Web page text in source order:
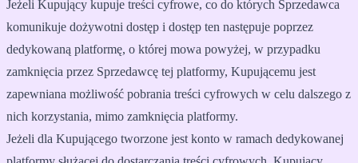
Jeżeli Kupujący kupuje treści cyfrowe, co do których Sprzedawca
komunikuje dożywotni dostęp i dostęp ten następuje poprzez
dedykowaną platformę, o której mowa powyżej, w przypadku
zamknięcia przez Sprzedawcę tej platformy, Kupującemu jest
zapewniana możliwość pobrania treści cyfrowych w celu dalszego z
nich korzystania, mimo zamknięcia platformy.
Jeżeli dla Kupującego tworzone jest konto w ramach dedykowanej